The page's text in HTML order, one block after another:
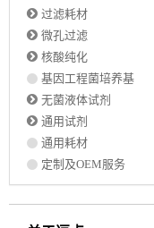
过滤耗材
微孔过滤
核酸纯化
基因工程菌培养基
无菌液体试剂
通用试剂
通用耗材
定制及OEM服务